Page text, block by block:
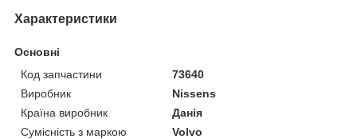
Характеристики
Основні
Код запчастини
73640
Виробник
Nissens
Країна виробник
Данія
Сумісність з маркою
Volvo